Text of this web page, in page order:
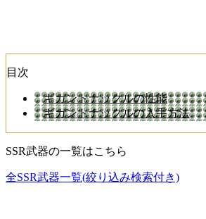
目次
ギガントナックルの性能
ギガントナックルの入手方法
SSR武器の一覧はこちら
全SSR武器一覧(絞り込み検索付き)